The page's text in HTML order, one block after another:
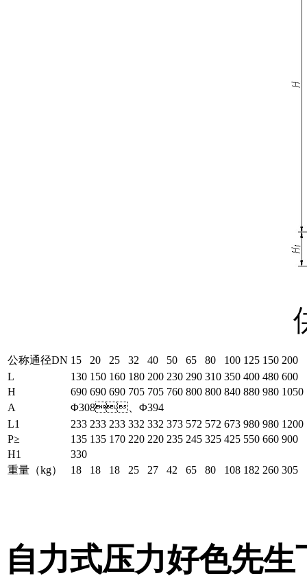
公称通径DN 15 20 25 32 40 50 65 80 100 125 150 200
L
130 150 160 180 200 230 290 310 350 400 480 600
H
690 690 690 705 705 760 800 800 840 880 980 1050
A
Φ308、Φ394
L1
233 233 233 332 332 373 572 572 673 980 980 1200
P≥
135 135 170 220 220 235 245 325 425 550 660 900
H1
330
重量（kg）
18 18 18 25 27 42 65 80 108 182 260 305
自力式压力好色先